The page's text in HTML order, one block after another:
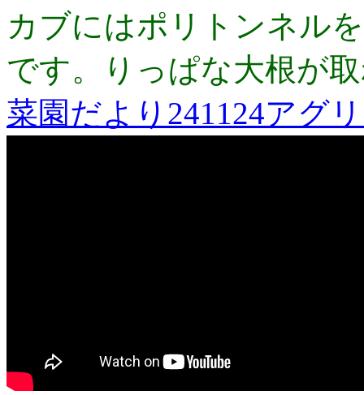
カブにはポリトンネル
です。りっぱな大根が
菜園だより241124アグ